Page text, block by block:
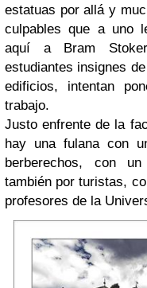
estatuas por allá y
culpables que a uno
aquí a Bram
estudiantes insignes
edificios, intentan
trabajo.
Justo enfrente de la
hay una fulana con
berberechos, con
también por turistas,
profesores de la